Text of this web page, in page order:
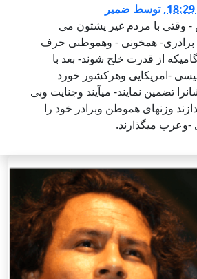
,توسط ضمیر
- وقتی با مردم غیر پشتون می
برادری- همخونی - وهموطنی حرف
از قدرت خلح شوند- بعد با
-امریکایی وهرکشور خورد
تضمین نمایند- میآیند وجنایت وبی
وزنهای هموطن وبرادر خود را
-وعرب میگذارند.